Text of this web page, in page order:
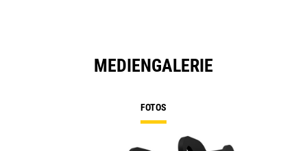
MEDIENGALERIE
FOTOS